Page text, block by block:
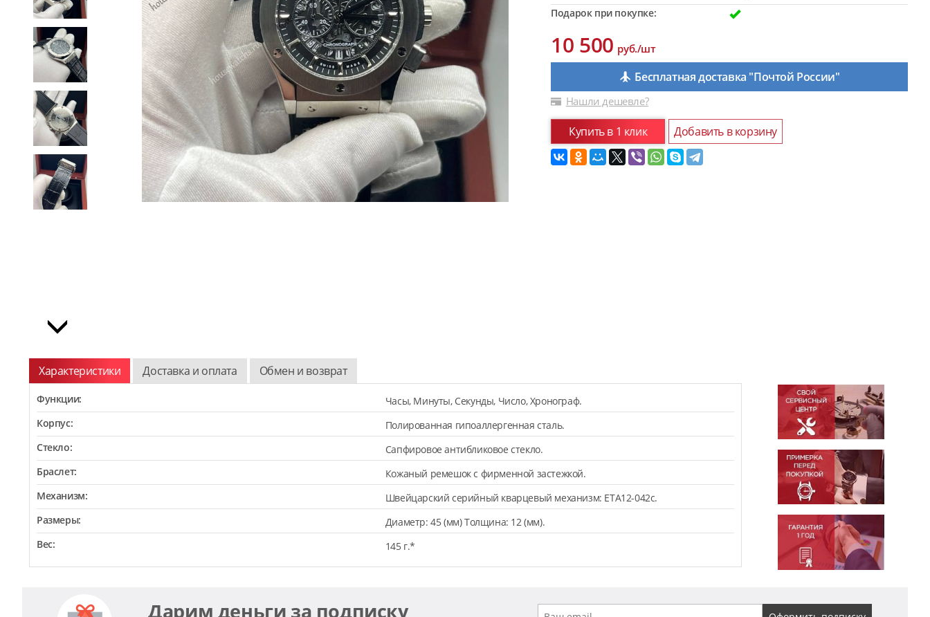
Подарок при покупке:
10 500руб./шт
Бесплатная доставка "Почтой России"
Нашли дешевле?
Купить в 1 клик Добавить в корзину
Характеристики Доставка и оплата Обмен и возврат
Функции:
Часы, Минуты, Секунды, Число, Хронограф.
Корпус:
Полированная гипоаллергенная сталь.
Стекло:
Сапфировое антибликовое стекло.
Браслет:
Кожаный ремешок с фирменной застежкой.
Механизм:
Швейцарский серийный кварцевый механизм: ETA12-042c.
Размеры:
Диаметр: 45 (мм) Толщина: 12 (мм).
Вес:
145 г.*
Дарим деньги за подписку